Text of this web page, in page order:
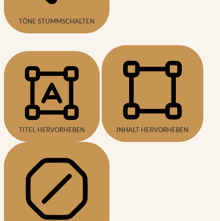
TÖNE STUMMSCHALTEN
TITEL HERVORHEBEN INHALT HERVORHEBEN